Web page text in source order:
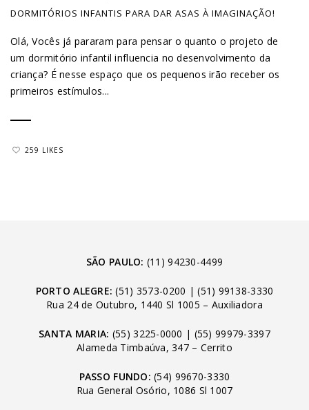
DORMITÓRIOS INFANTIS PARA DAR ASAS À IMAGINAÇÃO!
Olá, Vocês já pararam para pensar o quanto o projeto de
um dormitório infantil influencia no desenvolvimento da
criança? É nesse espaço que os pequenos irão receber os
primeiros estímulos...
259 LIKES
SÃO PAULO: (11) 94230-4499
PORTO ALEGRE: (51) 3573-0200 |(51) 99138-3330
Rua 24 de Outubro, 1440 Sl 1005 – Auxiliadora
SANTA MARIA: (55) 3225-0000 | (55) 99979-3397
Alameda Timbaúva, 347 – Cerrito
PASSO FUNDO: (54) 99670-3330
Rua General Osório, 1086 Sl 1007